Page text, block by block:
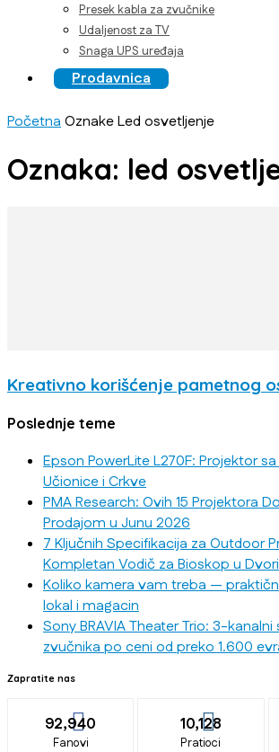
Presek kabla za zvučnike
Udaljenost za TV
Snaga UPS uređaja
Prodavnica
PočetnaOznakeLed osvetljenje
Oznaka: led
Kreativno korišćenje pametnog
Poslednje teme
Epson PowerLite L270F: Projektor
Učionice i Crkve
PMA Research: Ovih 15 Projektora
Prodajom u Junu 2026
7 Ključnih Specifikacija za Outdoor
Kompletan Vodič za Bioskop u
Koliko kamera vam treba —
lokal i magacin
Sony BRAVIA Theater Trio: 3-
zvučnika po ceni od preko 1.600
Zapratite nas
92,940
Fanovi
10,128
Pratioci